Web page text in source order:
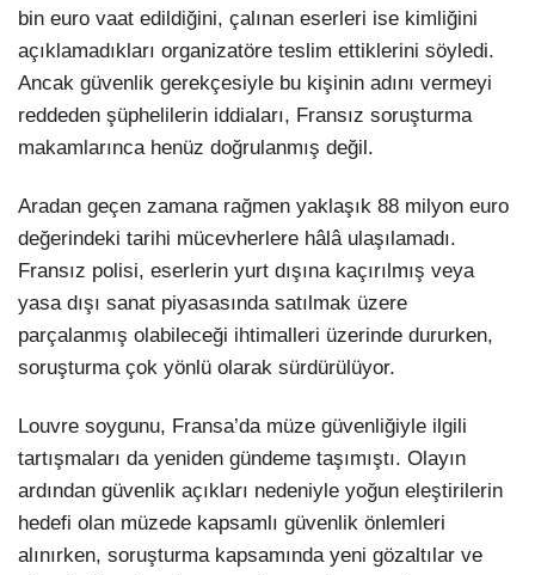
bin euro vaat edildiğini, çalınan eserleri ise kimliğini
açıklamadıkları organizatöre teslim ettiklerini söyledi.
Ancak güvenlik gerekçesiyle bu kişinin adını vermeyi
reddeden şüphelilerin iddiaları, Fransız soruşturma
makamlarınca henüz doğrulanmış değil.
Aradan geçen zamana rağmen yaklaşık 88 milyon euro
değerindeki tarihi mücevherlere hâlâ ulaşılamadı.
Fransız polisi, eserlerin yurt dışına kaçırılmış veya
yasa dışı sanat piyasasında satılmak üzere
parçalanmış olabileceği ihtimalleri üzerinde dururken,
soruşturma çok yönlü olarak sürdürülüyor.
Louvre soygunu, Fransa’da müze güvenliğiyle ilgili
tartışmaları da yeniden gündeme taşımıştı. Olayın
ardından güvenlik açıkları nedeniyle yoğun eleştirilerin
hedefi olan müzede kapsamlı güvenlik önlemleri
alınırken, soruşturma kapsamında yeni gözaltılar ve